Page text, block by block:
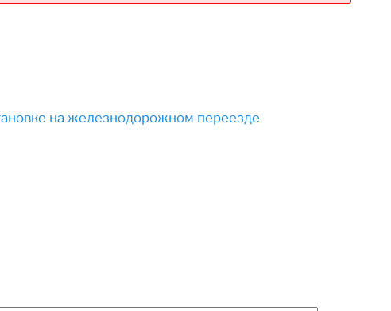
на железнодорожном переезде